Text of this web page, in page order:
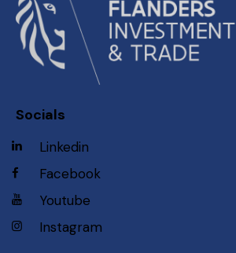
Socials
Linkedin
Facebook
Youtube
Instagram